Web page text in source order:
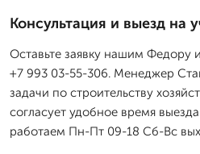
Консультация и выезд на
Оставьте заявку нашим Федору
+7 993 03-55-306. Менеджер
задачи по строительству
согласует удобное время
работаем Пн-Пт 09-18 Сб-Вс